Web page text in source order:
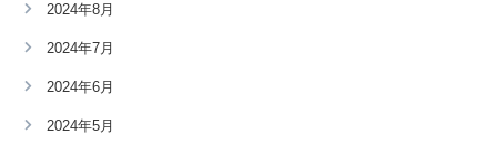
2024年8月
2024年7月
2024年6月
2024年5月